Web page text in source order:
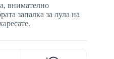
внимателно
запалка за лула на